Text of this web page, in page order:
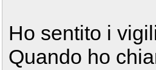
Ho sentito i
Quando ho